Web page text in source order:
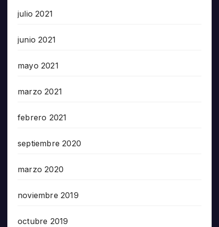
julio 2021
junio 2021
mayo 2021
marzo 2021
febrero 2021
septiembre 2020
marzo 2020
noviembre 2019
octubre 2019